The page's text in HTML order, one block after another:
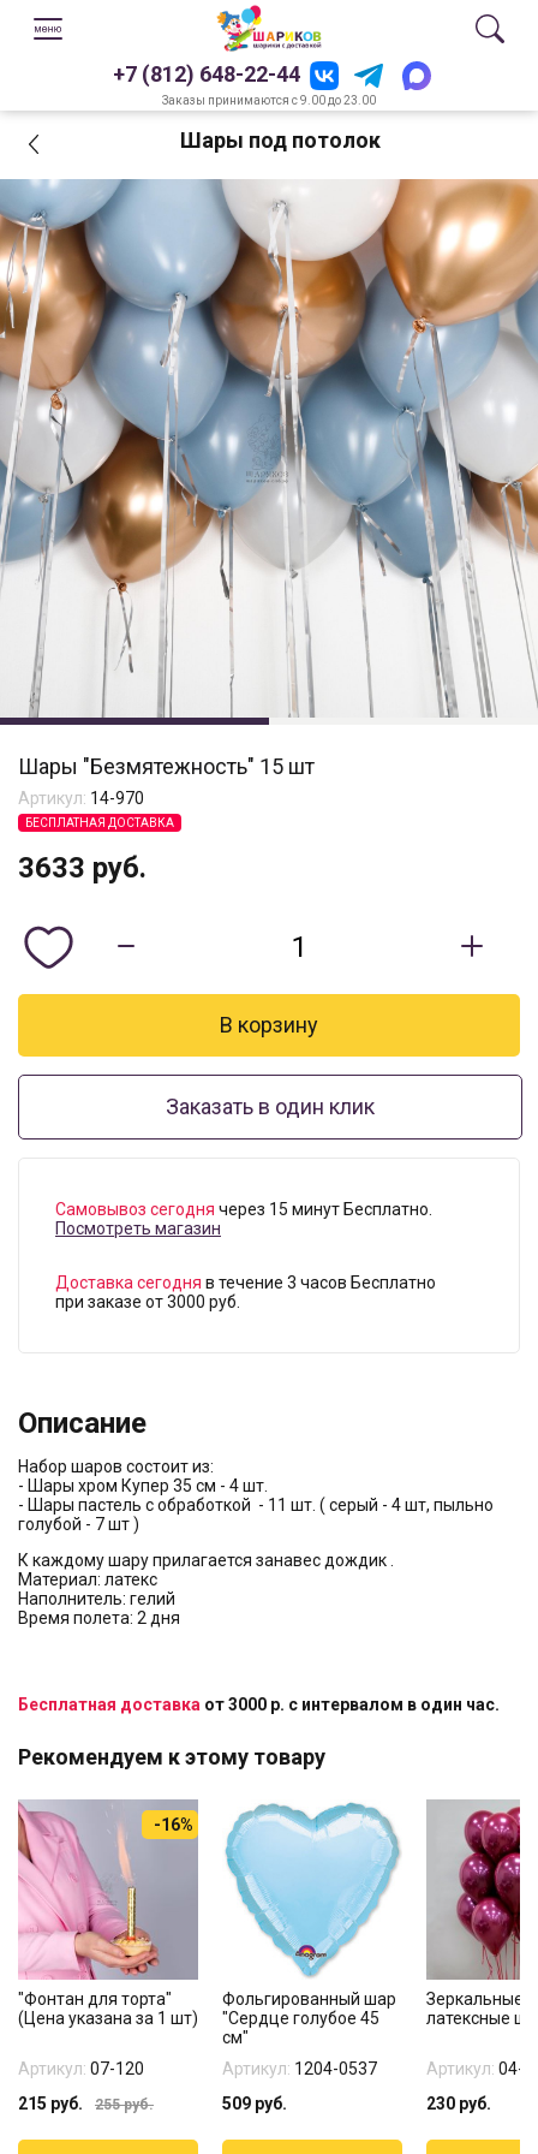
+7 (812) 648-22-44
Заказы принимаются с 9.00 до 23.00
Шары под потолок
Шары "Безмятежность" 15 шт
Артикул: 14-970
БЕСПЛАТНАЯ ДОСТАВКА
3633 руб.
Заказать в один клик
Самовывоз сегодня через 15 минут Бесплатно.
Посмотреть магазин
Доставка сегодня в течение 3 часов Бесплатно
при заказе от 3000 руб.
Описание
Набор шаров состоит из:
- Шары хром Купер 35 см - 4 шт.
- Шары пастель с обработкой - 11 шт. ( серый - 4 шт, пыльно
голубой - 7 шт )
К каждому шару прилагается занавес дождик .
Материал: латекс
Наполнитель: гелий
Время полета: 2 дня
Бесплатная доставка от 3000 р. с интервалом в один час.
Рекомендуем к этому товару
-16%
"Фонтан для торта"
(Цена указана за 1 шт)
Артикул: 07-120
215 руб. 255руб.
Фольгированный шар
"Сердце голубое 45
см"
Артикул: 1204-0537
509 руб.
Зеркальные
латексные
Артикул: 04-
230 руб.